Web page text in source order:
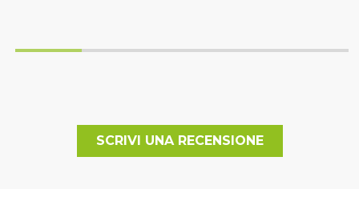
SCRIVI UNA RECENSIONE